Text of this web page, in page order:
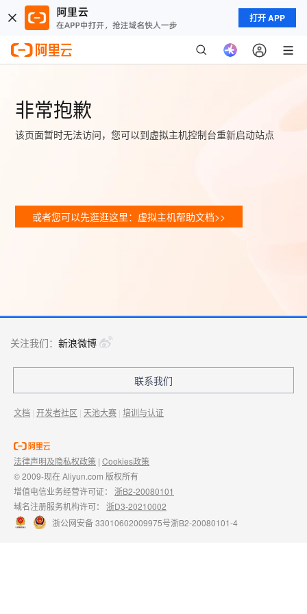
打开 APP
非常抱歉
该页面暂时无法访问，您可以到虚拟主机控制台重新启动站点
或者您可以先逛逛这里：虚拟主机帮助文档>>